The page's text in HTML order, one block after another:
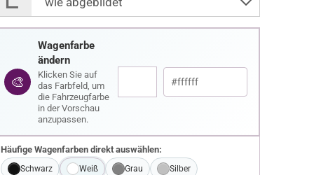
🎨
Wagenfarbe
ändern
Klicken Sie auf
das Farbfeld, um
die Fahrzeugfarbe
in der Vorschau
anzupassen.
Häufige Wagenfarben direkt auswählen:
Schwarz Weiß Grau Silber